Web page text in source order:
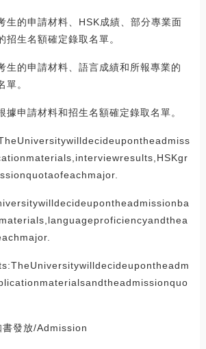
生的申請材料、HSK成績、部分專業面
招生名額確定錄取名單。
生的申請材料、語言成績和所報專業的
單。
據申請材料和招生名額確定錄取名單。
書發放/Admission